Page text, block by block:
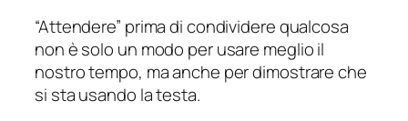
“Attendere” prima di condividere qualcosa
non è solo un modo per usare meglio il
nostro tempo, ma anche per dimostrare che
si sta usando la testa.